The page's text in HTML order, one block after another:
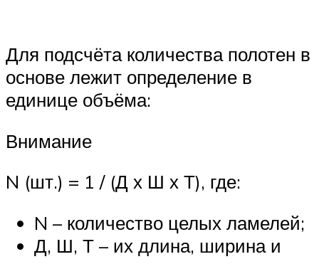
Для подсчёта количества полотен в
основе лежит определение в
единице объёма:
Внимание
N (шт.) = 1 / (Д х Ш х Т), где:
N – количество целых ламелей;
Д, Ш, Т – их длина, ширина и